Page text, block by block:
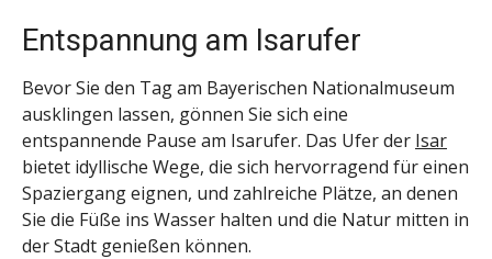
Entspannung am Isarufer
Bevor Sie den Tag am Bayerischen Nationalmuseum
ausklingen lassen, gönnen Sie sich eine
entspannende Pause am Isarufer. Das Ufer der Isar
bietet idyllische Wege, die sich hervorragend für einen
Spaziergang eignen, und zahlreiche Plätze, an denen
Sie die Füße ins Wasser halten und die Natur mitten in
der Stadt genießen können.